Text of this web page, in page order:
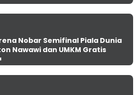
Nobar Semifinal Piala Dunia
Nawawi dan UMKM Gratis